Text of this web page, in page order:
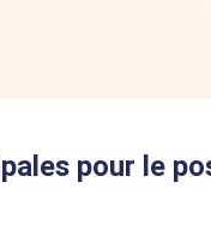
pour le